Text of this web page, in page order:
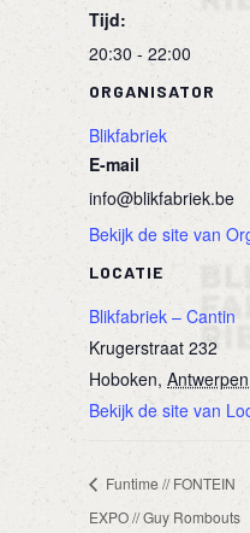
Tijd:
20:30 - 22:00
LOCATIE
Blikfabriek – Cantin
Krugerstraat 232
Hoboken, Antwerpen
Bekijk de site van
ORGANISATOR
Blikfabriek
E-mail
info@blikfabriek.be
Bekijk de site van
Funtime // FONTEIN
EXPO // Guy Rombouts